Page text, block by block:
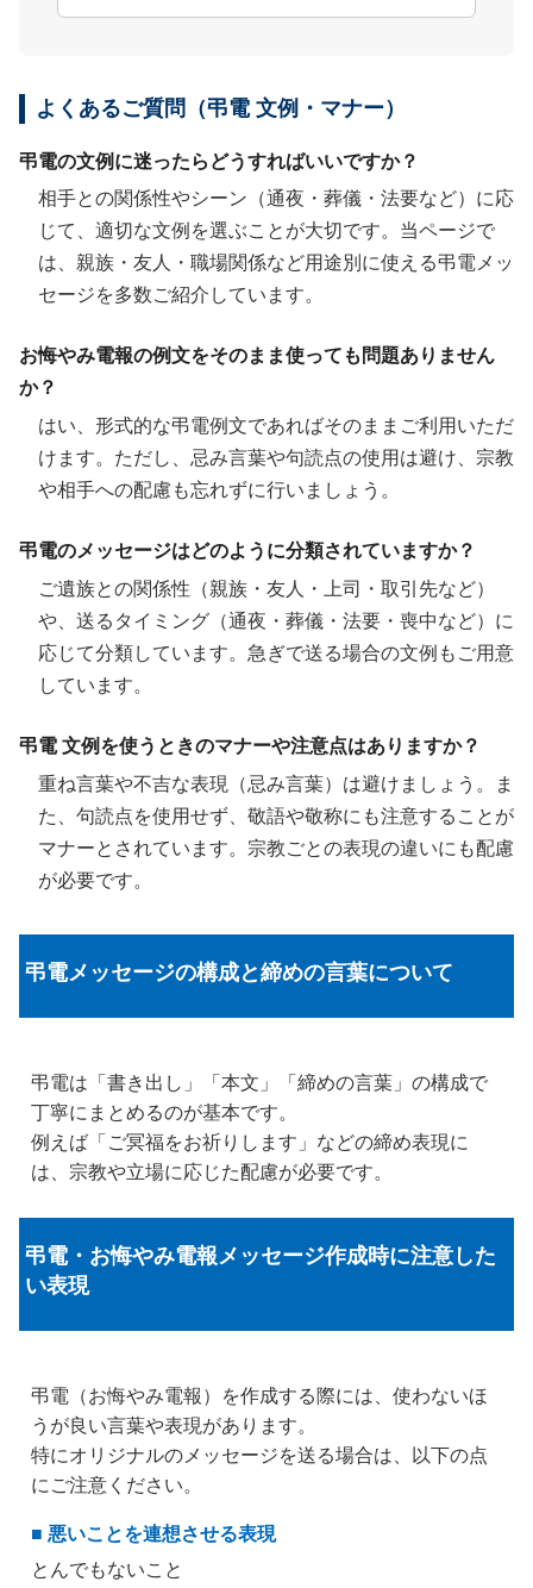
よくあるご質問（弔電 文例・マナー）
弔電の文例に迷ったらどうすればいいですか？
相手との関係性やシーン（通夜・葬儀・法要など）に応
じて、適切な文例を選ぶことが大切です。当ページで
は、親族・友人・職場関係など用途別に使える弔電メッ
セージを多数ご紹介しています。
お悔やみ電報の例文をそのまま使っても問題ありません
か？
はい、形式的な弔電例文であればそのままご利用いただ
けます。ただし、忌み言葉や句読点の使用は避け、宗教
や相手への配慮も忘れずに行いましょう。
弔電のメッセージはどのように分類されていますか？
ご遺族との関係性（親族・友人・上司・取引先など）
や、送るタイミング（通夜・葬儀・法要・喪中など）に
応じて分類しています。急ぎで送る場合の文例もご用意
しています。
弔電 文例を使うときのマナーや注意点はありますか？
重ね言葉や不吉な表現（忌み言葉）は避けましょう。ま
た、句読点を使用せず、敬語や敬称にも注意することが
マナーとされています。宗教ごとの表現の違いにも配慮
が必要です。
弔電メッセージの構成と締めの言葉について
弔電は「書き出し」「本文」「締めの言葉」の構成で
丁寧にまとめるのが基本です。
例えば「ご冥福をお祈りします」などの締め表現に
は、宗教や立場に応じた配慮が必要です。
弔電・お悔やみ電報メッセージ作成時に注意した
い表現
弔電（お悔やみ電報）を作成する際には、使わないほ
うが良い言葉や表現があります。
特にオリジナルのメッセージを送る場合は、以下の点
にご注意ください。
■ 悪いことを連想させる表現
とんでもないこと